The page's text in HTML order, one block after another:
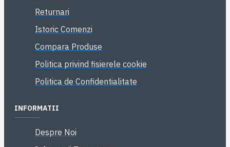
Returnari
Istoric Comenzi
Compara Produse
Politica privind fisierele cookie
Politica de Confidentialitate
INFORMATII
Despre Noi